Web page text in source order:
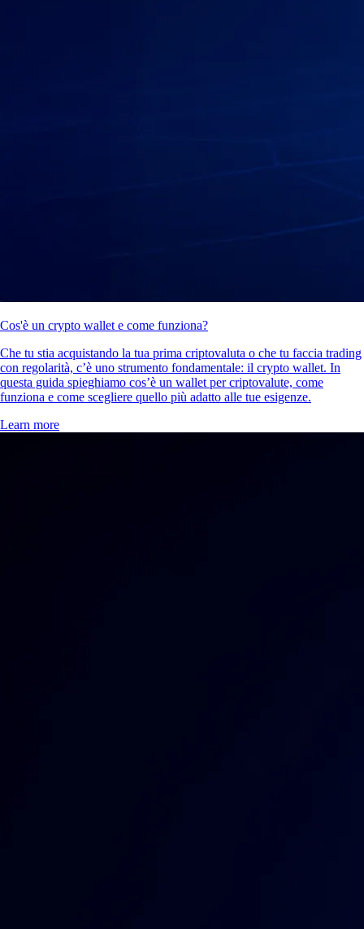
Cos'è un crypto wallet e come funziona?
Che tu stia acquistando la tua prima criptovaluta o che tu faccia trading
con regolarità, c’è uno strumento fondamentale: il crypto wallet. In
questa guida spieghiamo cos’è un wallet per criptovalute, come
funziona e come scegliere quello più adatto alle tue esigenze.
Learn more